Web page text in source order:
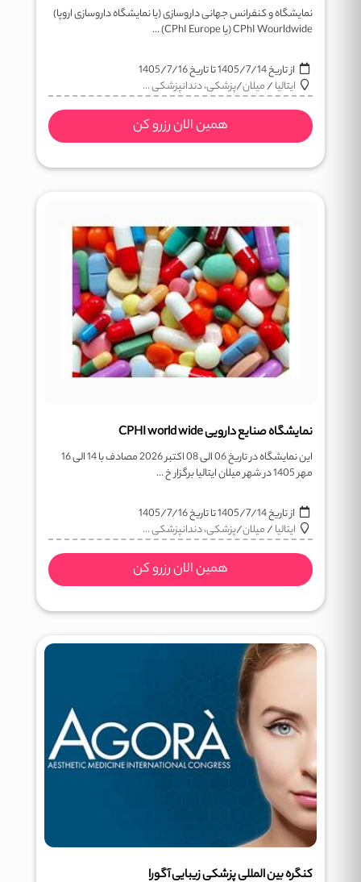
نمایشگاه و کنفرانس جهانی داروسازی (یا نمایشگاه داروسازی اروپا)
CPhI Wourldwide (یا CPhI Europe) ...
از تاریخ1405/7/14تا تاریخ1405/7/16
ایتالیا/میلان/پزشکی، دندانپزشکی ...
همین الان رزرو کن
نمایشگاه صنایع دارویی CPHI world wide
این نمایشگاه در تاریخ 06 الی 08 اکتبر 2026 مصادف با 14 الی 16
مهر 1405 در شهر میلان ایتالیا برگزار خ ...
از تاریخ1405/7/14تا تاریخ1405/7/16
ایتالیا/میلان/پزشکی، دندانپزشکی ...
همین الان رزرو کن
کنگره بین المللی پزشکی زیبایی آگورا